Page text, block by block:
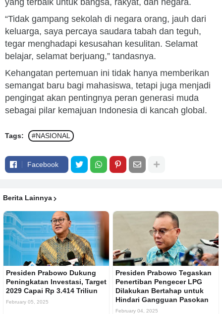
yang terbaik untuk bangsa, rakyat, dan negara.
“Tidak gampang sekolah di negara orang, jauh dari
keluarga, saya percaya saudara tabah dan teguh,
tegar menghadapi kesusahan kesulitan. Selamat
belajar, selamat berjuang,” tandasnya.
Kehangatan pertemuan ini tidak hanya memberikan
semangat baru bagi mahasiswa, tetapi juga menjadi
pengingat akan pentingnya peran generasi muda
sebagai pilar kemajuan Indonesia di kancah global.
Tags: #NASIONAL
Facebook
Berita Lainnya
Presiden Prabowo Dukung
Peningkatan Investasi, Target
2029 Capai Rp 3.414 Triliun
February 05, 2025
Presiden Prabowo Tegaskan
Penertiban Pengecer LPG
Dilakukan Bertahap untuk
Hindari Gangguan Pasokan
February 04, 2025